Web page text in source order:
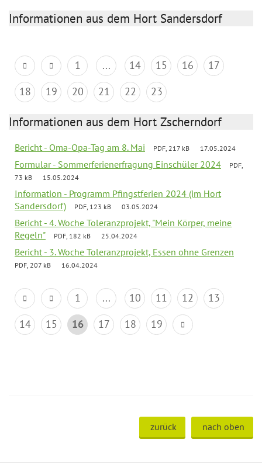
Informationen aus dem Hort Sandersdorf
1 ... 14 15 16
17
18
19 20 21 22 23
Informationen aus dem Hort Zscherndorf
Bericht - Oma-Opa-Tag am 8. Mai PDF, 217 kB 17.05.2024
Formular - Sommerferienerfragung Einschüler 2024
PDF,
73 kB
15.05.2024
Information - Programm Pfingstferien 2024 (im Hort
Sandersdorf)
PDF, 123 kB 03.05.2024
Bericht - 4. Woche Toleranzprojekt, "Mein Körper, meine
Regeln"
PDF, 182 kB 25.04.2024
Bericht - 3. Woche Toleranzprojekt, Essen ohne Grenzen
PDF, 207 kB 16.04.2024
1 ... 10 11 12
13
14
15 16 17 18 19
zurück nach oben